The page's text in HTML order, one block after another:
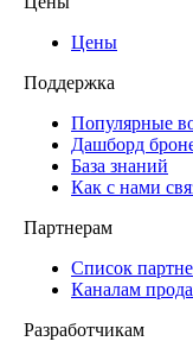
Цены
Поддержка
Популярные
Дашборд
База знаний
Как с нами
Партнерам
Список
Каналам
Разработчикам